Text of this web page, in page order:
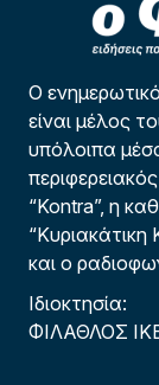
Ο
είναι μέλος
υπόλοιπα
“Kontra”, η
και ο
Ιδιοκτησία:
ΦΙΛΑΘΛΟΣ